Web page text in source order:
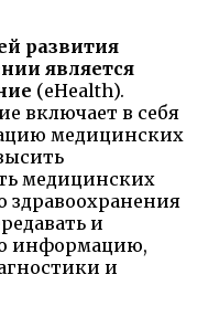
развития
является
(eHealth).
включает в себя
медицинских
медицинских
здравоохранения
и
информацию,
и